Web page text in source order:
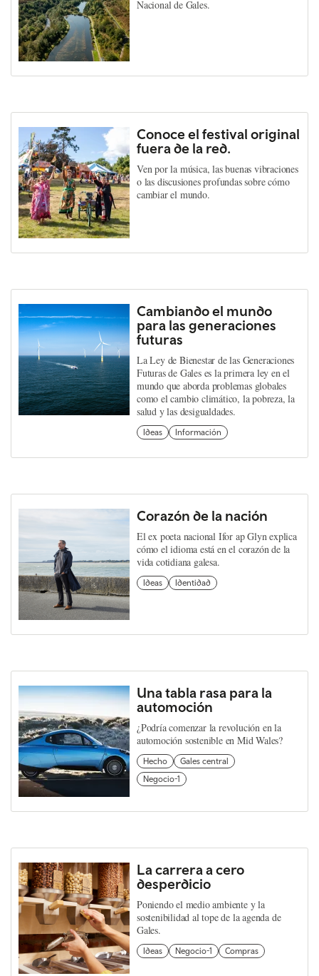
Nacional de Gales.
Conoce el festival original
fuera de la red.
Ven por la música, las buenas vibraciones
o las discusiones profundas sobre cómo
cambiar el mundo.
Cambiando el mundo
para las generaciones
futuras
La Ley de Bienestar de las Generaciones
Futuras de Gales es la primera ley en el
mundo que aborda problemas globales
como el cambio climático, la pobreza, la
salud y las desigualdades.
Ideas Información
Corazón de la nación
El ex poeta nacional Ifor ap Glyn explica
cómo el idioma está en el corazón de la
vida cotidiana galesa.
Ideas Identidad
Una tabla rasa para la
automoción
¿Podría comenzar la revolución en la
automoción sostenible en Mid Wales?
Hecho
Gales central
Negocio-1
La carrera a cero
desperdicio
Poniendo el medio ambiente y la
sostenibilidad al tope de la agenda de
Gales.
Ideas Negocio-1 Compras